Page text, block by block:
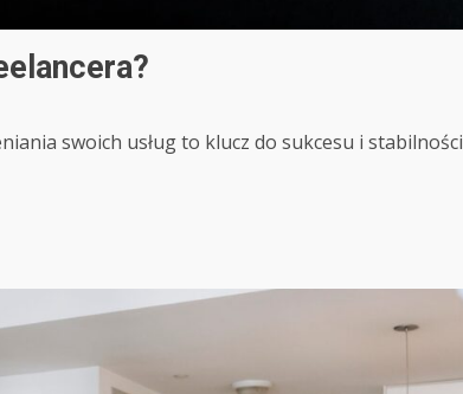
swoich usług to klucz do sukcesu i stabilności